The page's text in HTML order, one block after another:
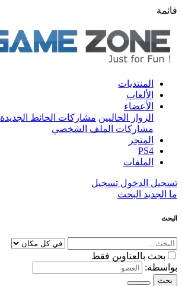
قائمة
المنتديات
الألعاب
الأعضاء
الزوار الحاليين مشاركات الحائط الجديدة
مشاركات الملف الشخصي
المتجر
PS4
الملفات
تسجيل الدخول تسجيل
ما الجديد البحث
البحث
بحث بالعناوين فقط
بواسطة:
بحث